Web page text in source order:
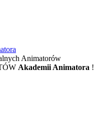
Animatorów
Akademii Animatora !